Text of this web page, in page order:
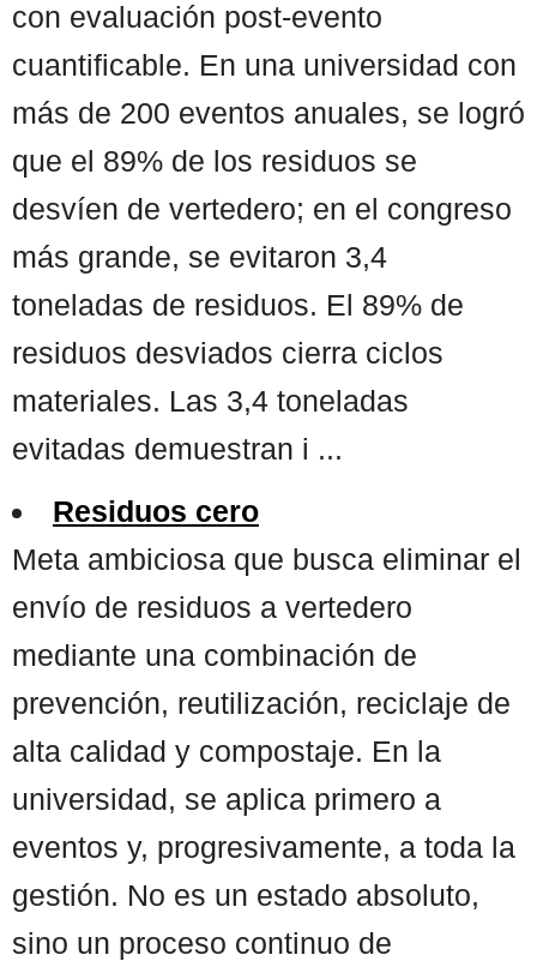
con evaluación post-evento
cuantificable. En una universidad con
más de 200 eventos anuales, se logró
que el 89% de los residuos se
desvíen de vertedero; en el congreso
más grande, se evitaron 3,4
toneladas de residuos. El 89% de
residuos desviados cierra ciclos
materiales. Las 3,4 toneladas
evitadas demuestran i ...
Residuos cero
Meta ambiciosa que busca eliminar el
envío de residuos a vertedero
mediante una combinación de
prevención, reutilización, reciclaje de
alta calidad y compostaje. En la
universidad, se aplica primero a
eventos y, progresivamente, a toda la
gestión. No es un estado absoluto,
sino un proceso continuo de